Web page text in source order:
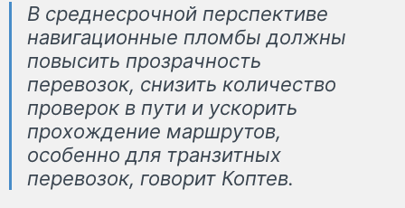
В среднесрочной перспективе
навигационные пломбы должны
повысить прозрачность
перевозок, снизить количество
проверок в пути и ускорить
прохождение маршрутов,
особенно для транзитных
перевозок, говорит Коптев.